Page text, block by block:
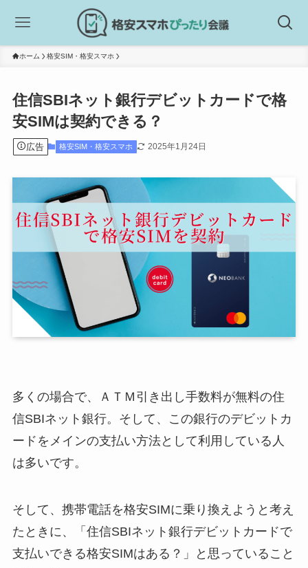
ホーム 格安SIM・格安スマホ
住信SBIネット銀行デビットカードで格
安SIMは契約できる？
広告 格安SIM・格安スマホ 2025年1月24日
多くの場合で、ＡＴＭ引き出し手数料が無料の住
信SBIネット銀行。そして、この銀行のデビットカ
ードをメインの支払い方法として利用している人
は多いです。
そして、携帯電話を格安SIMに乗り換えようと考え
たときに、「住信SBIネット銀行デビットカードで
支払いできる格安SIMはある？」と思っていること